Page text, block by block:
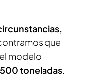
que
modelo
toneladas.